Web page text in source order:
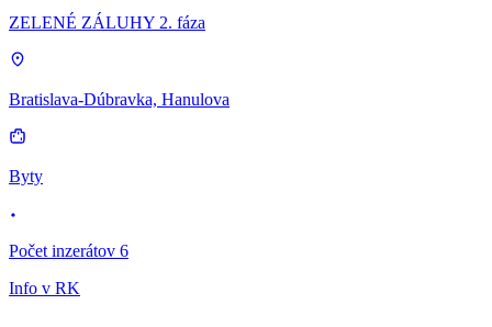
ZELENÉ ZÁLUHY 2. fáza
Bratislava-Dúbravka, Hanulova
Byty
Počet inzerátov 6
Info v RK